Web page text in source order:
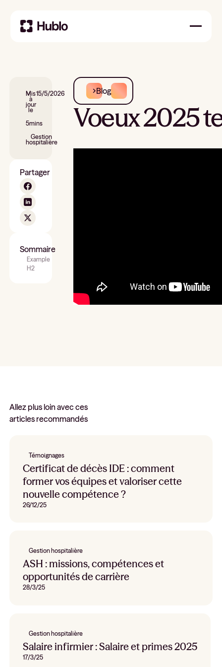
Mis
à
jour
le
15/5/2026
5mins
Gestion
hospitalière
Partager
Sommaire
Example
H2
Blog
Voeux 2025
Allez plus loin avec ces
articles recommandés
Témoignages
Certificat de décès IDE : comment
former vos équipes et valoriser cette
nouvelle compétence ?
26/12/25
Gestion hospitalière
ASH : missions, compétences et
opportunités de carrière
28/3/25
Gestion hospitalière
Salaire infirmier : Salaire et primes 2025
17/3/25